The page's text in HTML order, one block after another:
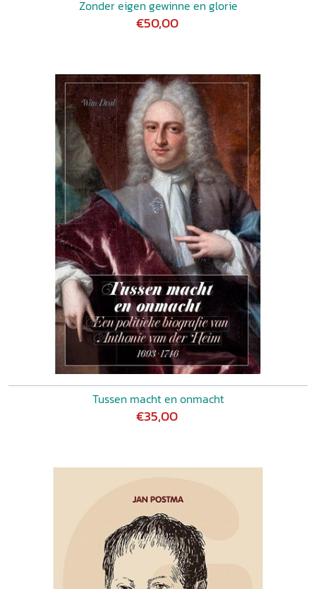
Zonder eigen gewinne en glorie
€50,00
Tussen macht en onmacht
€35,00